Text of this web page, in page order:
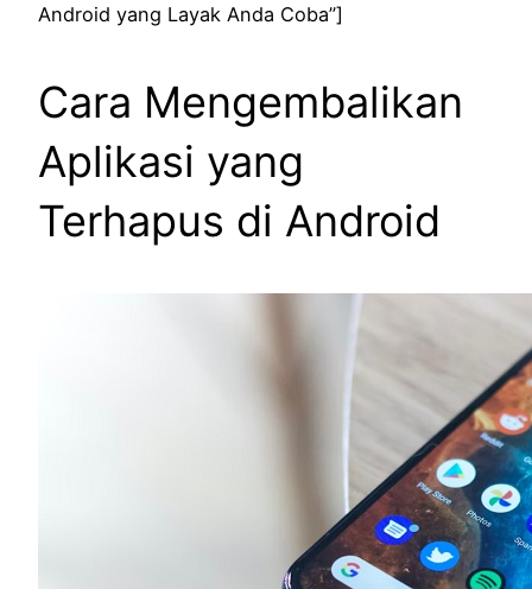
Android yang Layak Anda Coba”]
Cara Mengembalikan
Aplikasi yang
Terhapus di Android